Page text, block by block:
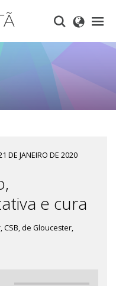
DE JANEIRO DE 2020
e cura
CSB, de Gloucester,